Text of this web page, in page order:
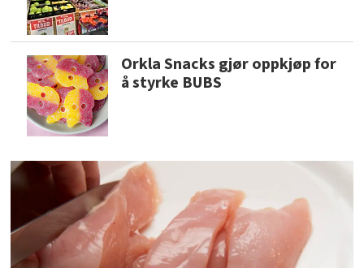
Orkla Snacks gjør oppkjøp for
å styrke BUBS